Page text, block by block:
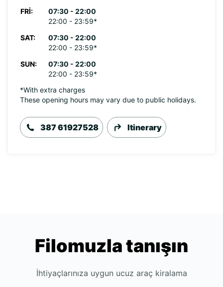
FRI:
07:30 - 22:00
22:00 - 23:59*
SAT:
07:30 - 22:00
22:00 - 23:59*
SUN:
07:30 - 22:00
22:00 - 23:59*
*With extra charges
These opening hours may vary due to public holidays.
387 61927528 Itinerary
Filomuzla tanışın
İhtiyaçlarınıza uygun ucuz araç kiralama